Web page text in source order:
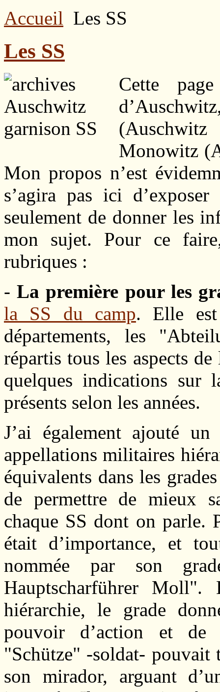
Accueil Les SS
Les SS
Cette
Monowitz
Mon propos n’est
s’agira pas ici
seulement de donner les
mon sujet. Pour ce
rubriques :
-La première pour les
la SS du camp. Elle est
départements, les
répartis tous les aspects
quelques indications sur
présents selon les années.
J’ai également ajouté un
appellations militaires
équivalents dans les
de permettre de mieux
chaque SS dont on parle.
était d’importance, et
nommée par son
Hauptscharführer
hiérarchie, le grade
pouvoir d’action et
"Schütze" -soldat-
son mirador, arguant